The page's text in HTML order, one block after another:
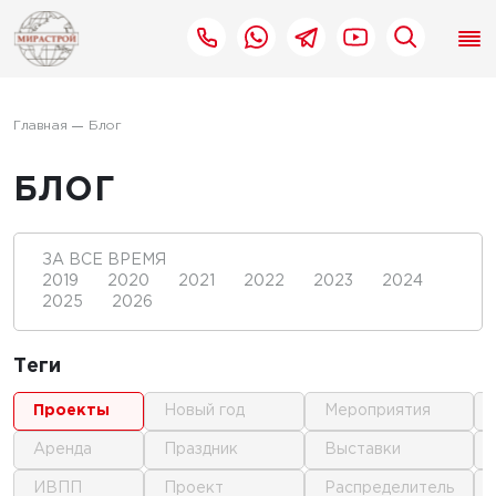
Главная Блог
БЛОГ
ЗА ВСЕ ВРЕМЯ
2019
2020 2021 2022 2023
2024
2025
2026
Теги
проекты
аренда
ИВПП
новый год
праздник
проект
мероприятия
выставки
распределитель